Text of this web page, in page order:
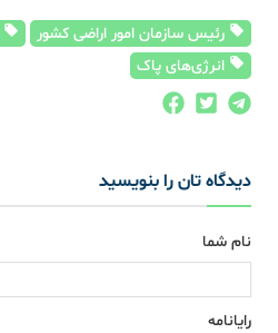
رئیس سازمان امور اراضی کشور
انرژی‌های پاک
دیدگاه تان را بنویسید
نام شما
رایانامه